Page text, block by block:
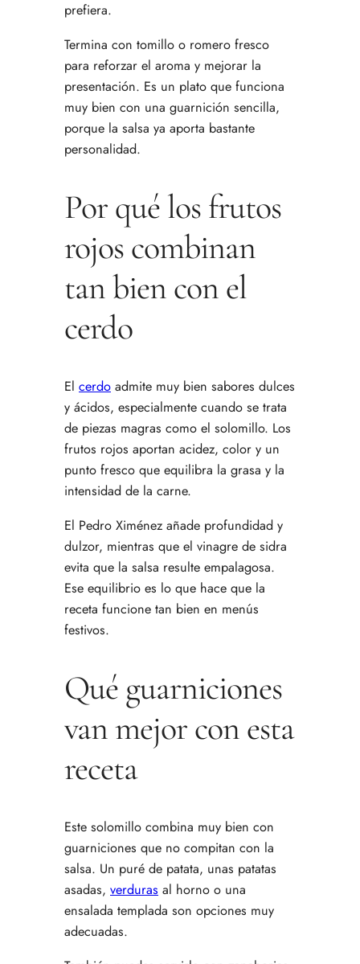
prefiera.
Termina con tomillo o romero fresco
para reforzar el aroma y mejorar la
presentación. Es un plato que funciona
muy bien con una guarnición sencilla,
porque la salsa ya aporta bastante
personalidad.
Por qué los frutos
rojos combinan
tan bien con el
cerdo
El cerdo admite muy bien sabores dulces
y ácidos, especialmente cuando se trata
de piezas magras como el solomillo. Los
frutos rojos aportan acidez, color y un
punto fresco que equilibra la grasa y la
intensidad de la carne.
El Pedro Ximénez añade profundidad y
dulzor, mientras que el vinagre de sidra
evita que la salsa resulte empalagosa.
Ese equilibrio es lo que hace que la
receta funcione tan bien en menús
festivos.
Qué guarniciones
van mejor con esta
receta
Este solomillo combina muy bien con
guarniciones que no compitan con la
salsa. Un puré de patata, unas patatas
asadas, verduras al horno o una
ensalada templada son opciones muy
adecuadas.